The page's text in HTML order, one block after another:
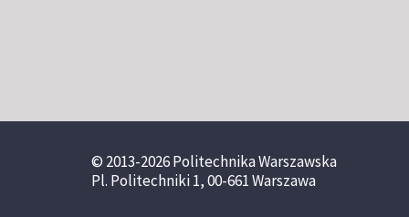
© 2013-2026 Politechnika Warszawska
Pl. Politechniki 1, 00-661 Warszawa